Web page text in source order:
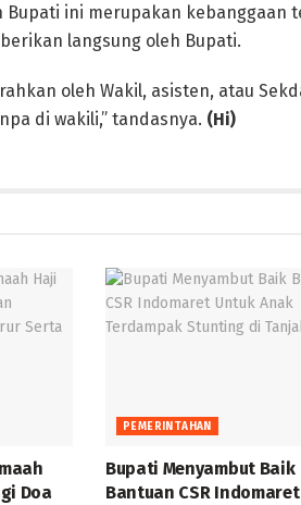
Bupati ini merupakan kebanggaan
langsung oleh Bupati.
oleh Wakil, asisten, atau
di wakili,” tandasnya. (Hi)
Doa
PEMERINTAHAN
Bupati Menyambut Baik
Bantuan CSR